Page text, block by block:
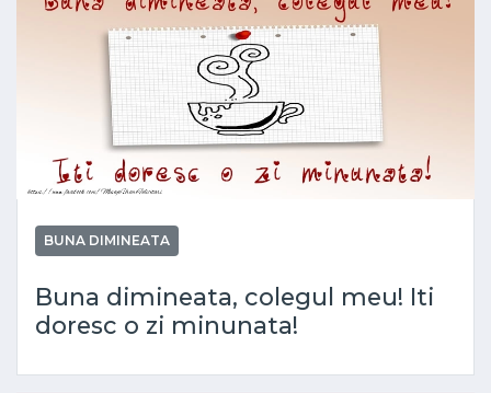
BUNA DIMINEATA
Buna dimineata, colegul meu! Iti
doresc o zi minunata!